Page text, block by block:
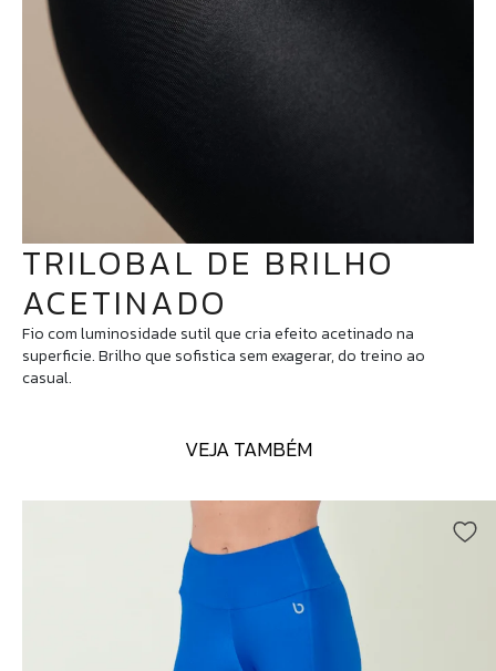
TRILOBAL DE BRILHO
ACETINADO
Fio com luminosidade sutil que cria efeito acetinado na
superficie. Brilho que sofistica sem exagerar, do treino ao
casual.
VEJA TAMBÉM